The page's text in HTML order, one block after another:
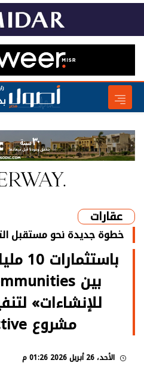
عقارات
خطوة جديدة نحو مستقبل
للإنشاءات»
مشروع VIE Collective
الأحد، 26 أبريل 2026 01:26 م